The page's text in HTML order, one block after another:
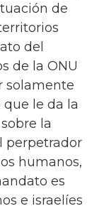
de
del
de la ONU
solamente
que le da la
la
perpetrador
humanos,
es
e israelíes